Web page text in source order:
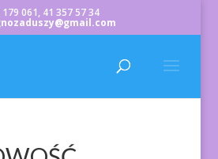
061, 41 357 57 34